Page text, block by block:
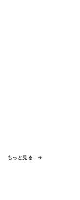
もっと見る